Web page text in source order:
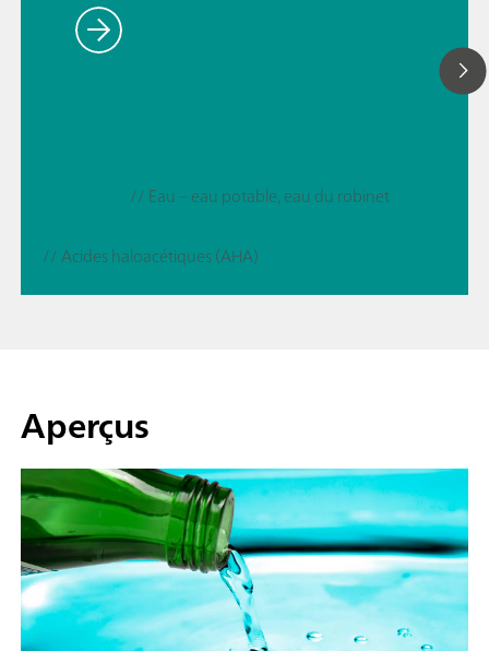
// Eau – eau potable, eau du robinet
// Acides haloacétiques (AHA)
Aperçus